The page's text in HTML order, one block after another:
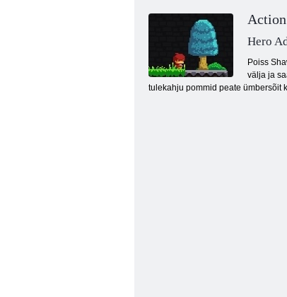
Hero
Poiss
välja ja
tulekahju pommid peate ümbersõit